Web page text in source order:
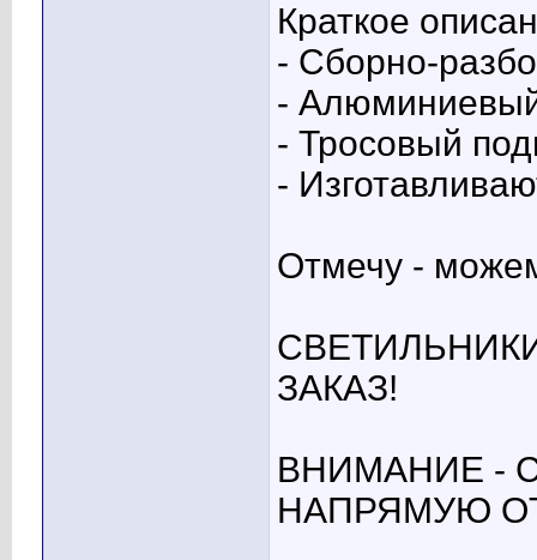
Краткое
- Сборно-
-
- Тросовый
-
Отмечу -
ЗАКАЗ!
ВНИМАНИЕ -
НАПРЯМУЮ